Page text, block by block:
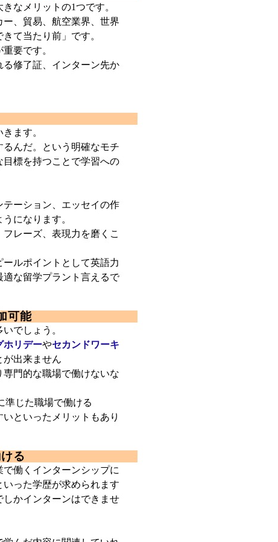
なメリットの1つです。
、貿易、航空業界、世界
て当たり前」です。
要です。
修了証、インターン先か
ます。
んだ。という明確なモチ
目標を持つことで学習への
ーション、エッセイの作
になります。
レーズ、表現力を磨くこ
ルポイントとして英語力
な留学プラント言えるで
可能
でしょう。
ホリデーやセカンドワーキ
が出来ません
門的な職場で働けないな
準じた職場で働ける
といったメリットもあり
る
働くインターンシップに
った学歴が求められます
かインターンはできませ